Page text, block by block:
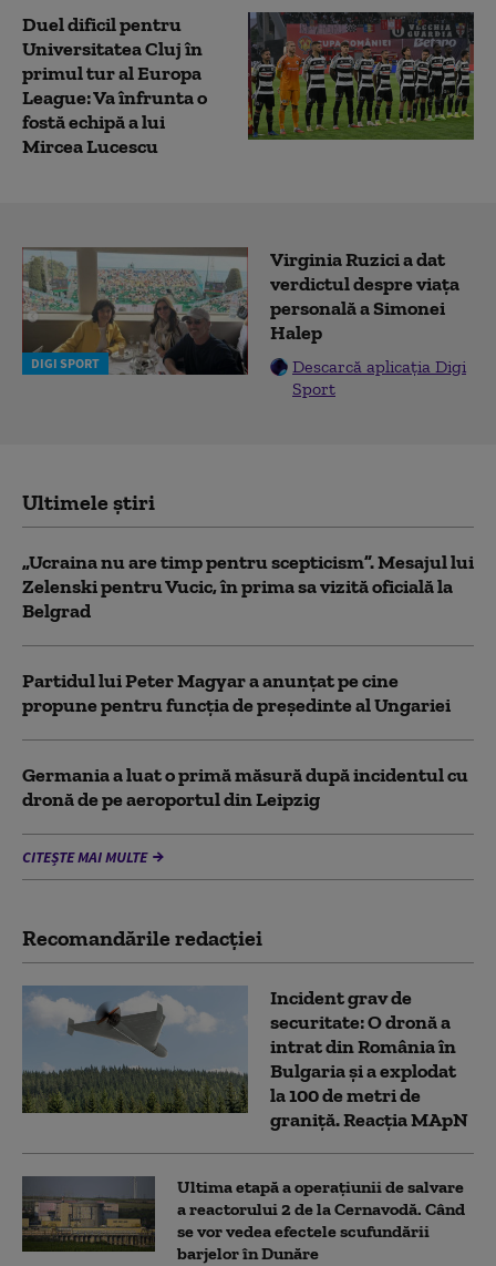
Duel dificil pentru
Universitatea Cluj în
primul tur al Europa
League: Va înfrunta o
fostă echipă a lui
Mircea Lucescu
DIGI SPORT
Virginia Ruzici a dat
verdictul despre viața
personală a Simonei
Halep
Descarcă aplicația Digi
Sport
Ultimele știri
„Ucraina nu are timp pentru scepticism”. Mesajul lui
Zelenski pentru Vucic, în prima sa vizită oficială la
Belgrad
Partidul lui Peter Magyar a anunțat pe cine
propune pentru funcția de președinte al Ungariei
Germania a luat o primă măsură după incidentul cu
dronă de pe aeroportul din Leipzig
CITEȘTE MAI MULTE
Recomandările redacţiei
Incident grav de
securitate: O dronă a
intrat din România în
Bulgaria şi a explodat
la 100 de metri de
graniţă. Reacția MApN
Ultima etapă a operațiunii de salvare
a reactorului 2 de la Cernavodă. Când
se vor vedea efectele scufundării
barjelor în Dunăre